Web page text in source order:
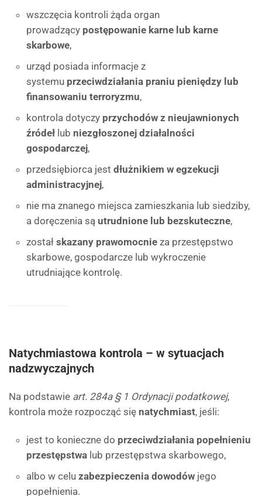
wszczęcia kontroli żąda organ
prowadzący postępowanie karne lub karne
skarbowe,
urząd posiada informacje z
systemu przeciwdziałania praniu pieniędzy lub
finansowaniu terroryzmu,
kontrola dotyczy przychodów z nieujawnionych
źródeł lub niezgłoszonej działalności
gospodarczej,
przedsiębiorca jest dłużnikiem w egzekucji
administracyjnej,
nie ma znanego miejsca zamieszkania lub siedziby,
a doręczenia są utrudnione lub bezskuteczne,
został skazany prawomocnie za przestępstwo
skarbowe, gospodarcze lub wykroczenie
utrudniające kontrolę.
Natychmiastowa kontrola – w sytuacjach
nadzwyczajnych
Na podstawie art. 284a § 1 Ordynacji podatkowej,
kontrola może rozpocząć się natychmiast, jeśli:
jest to konieczne do przeciwdziałania popełnieniu
przestępstwa lub przestępstwa skarbowego,
albo w celu zabezpieczenia dowodów jego
popełnienia.